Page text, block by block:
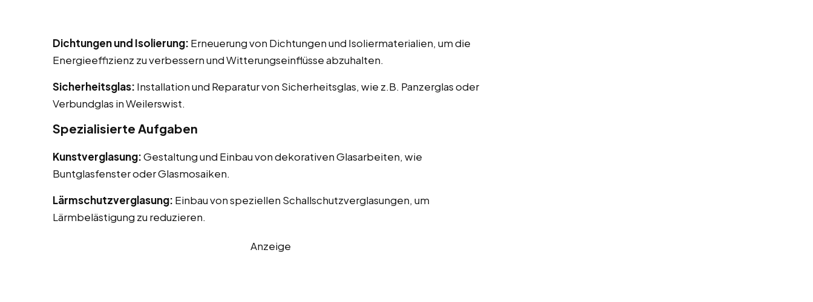
Dichtungen und Isolierung: Erneuerung von Dichtungen und Isoliermaterialien, um die
Energieeffizienz zu verbessern und Witterungseinflüsse abzuhalten.
Sicherheitsglas: Installation und Reparatur von Sicherheitsglas, wie z.B. Panzerglas oder
Verbundglas in Weilerswist.
Spezialisierte Aufgaben
Kunstverglasung:Gestaltung und Einbau von dekorativen Glasarbeiten, wie
Buntglasfenster oder Glasmosaiken.
Lärmschutzverglasung: Einbau von speziellen Schallschutzverglasungen, um
Lärmbelästigung zu reduzieren.
Anzeige